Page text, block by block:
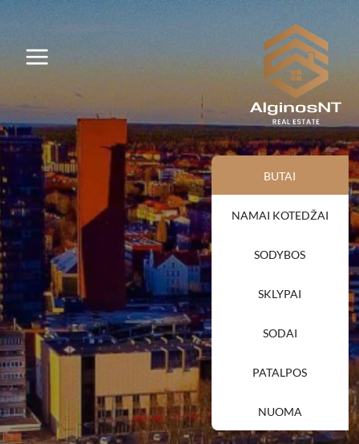
BUTAI
NAMAI KOTEDŽAI
SODYBOS
SKLYPAI
SODAI
PATALPOS
NUOMA